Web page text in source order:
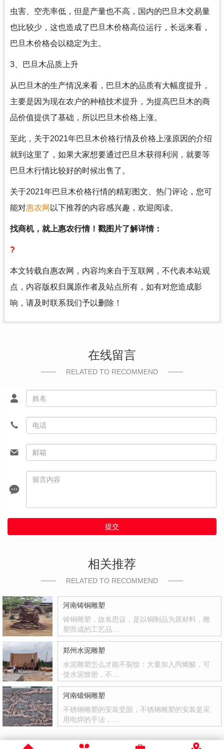
虫害、空壳率低，但是产量也不高，国内的巴旦木交易量
也比较少，这也造成了巴旦木价格高位运行，长远来看，
巴旦木价格会以稳定为主。
3、巴旦木品质上升
从巴旦木的生产情况来看，巴旦木的品质有大幅度提升，
主要是因为现在农户的种植技术提升，为提高巴旦木的商
品价值提供了基础，所以巴旦木价格上涨。
至此，关于2021年巴旦木价格行情及价格上涨原因的介绍
就到这里了，如果大家想要通过巴旦木获得利润，就要等
巴旦木行情比较好的时候出售了。
关于2021年巴旦木价格行情的精彩图文、热门评论，您可
能对惠农网 以下推荐的内容感兴趣，欢迎阅读。
找商机，就上惠农行情！戳图片了解详情：
?
本文转载自惠农网，内容均来自于互联网，不代表本站观
点，内容版权归属原作者及站点所有，如有对您造成影
响，请及时联系我们予以删除！
在线留言
RELATED TO RECOMMEND
提交
相关推荐
RELATED TO RECOMMEND
河南铸铜雕塑
铸铜雕塑，故名思议，是以铜制品为原材料，雕
塑而成的工艺品…
郑州水泥雕塑
水泥雕塑怎么才能不裂纹：大量加入丙烯酸，可
使水泥致密，不…
河南锻铜雕塑
不锈钢雕塑的安装坚固，不锈钢雕塑的安装是采
用电焊的手法，…